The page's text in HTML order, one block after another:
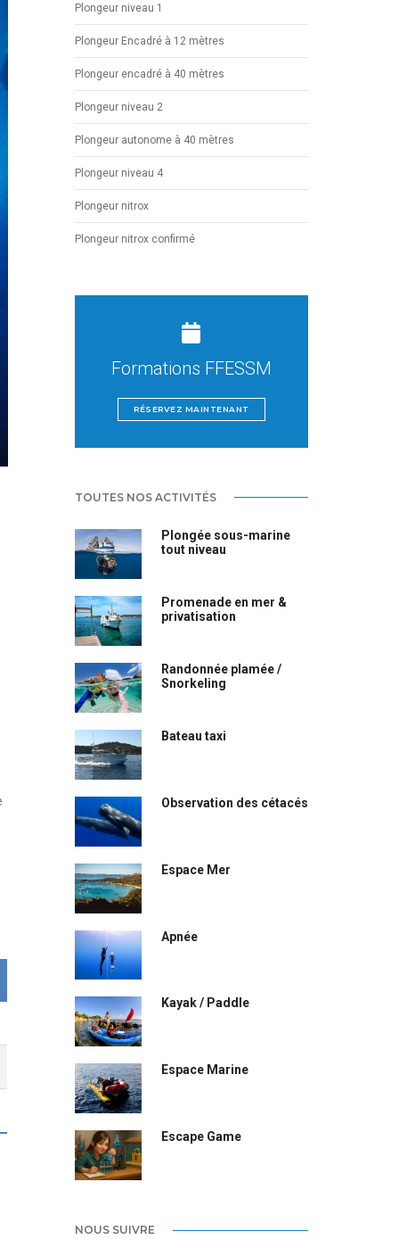
Plongeur niveau 1
Plongeur Encadré à 12 mètres
Plongeur encadré à 40 mètres
Plongeur niveau 2
Plongeur autonome à 40 mètres
Plongeur niveau 4
Plongeur nitrox
Plongeur nitrox confirmé
Formations FFESSM
RÉSERVEZ MAINTENANT
TOUTES NOS ACTIVITÉS
Plongée sous-marine
tout niveau
Promenade en mer &
privatisation
Randonnée plamée /
Snorkeling
Bateau taxi
Observation des cétacés
Espace Mer
Apnée
Kayak / Paddle
Espace Marine
Escape Game
NOUS SUIVRE